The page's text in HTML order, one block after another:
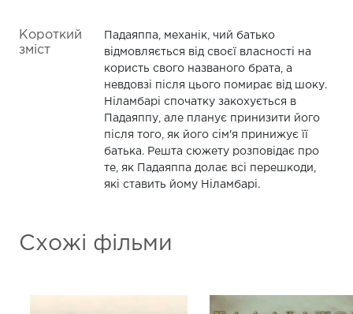
Короткий
зміст
Падаяппа, механік, чий батько
відмовляється від своєї власності на
користь свого названого брата, а
невдовзі після цього помирає від шоку.
Нiламбарі спочатку закохується в
Падаяппу, але планує принизити його
після того, як його сім'я принижує її
батька. Решта сюжету розповідає про
те, як Падаяппа долає всі перешкоди,
які ставить йому Нiламбарі.
Схожі фільми